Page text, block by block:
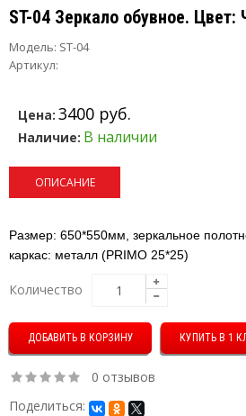
ST-04 Зеркало обувное. Цвет:
Модель: ST-04
Артикул:
Цена: 3400 руб.
Наличие: В наличии
ОПИСАНИЕ
Размер: 650*550мм, зеркальное
каркас: металл (PRIMO 25*25)
Количество
КУПИТЬ В 1
0 отзывов
Поделиться: